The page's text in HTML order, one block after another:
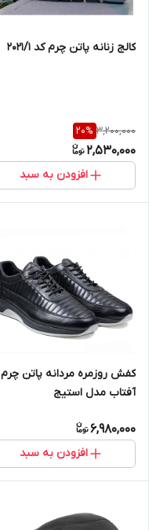
کالج زنانه پاتن چرم کد 2021/1
3,200,000
20%
2,530,000
افزودن به سبد
کفش روزمره مردانه پاتن چرم
آفتاب مدل استیج
6,980,000
افزودن به سبد